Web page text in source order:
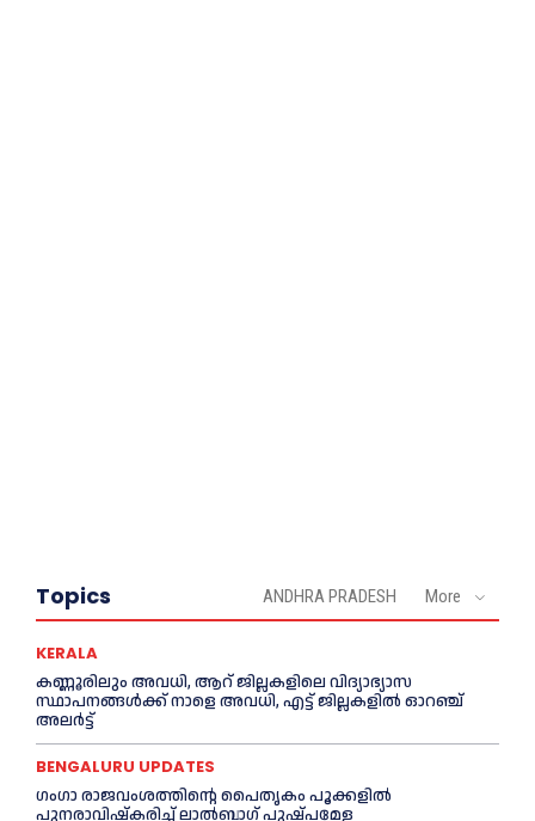
Topics ANDHRA PRADESH More
KERALA
കണ്ണൂരിലും അവധി, ആറ് ജില്ലകളിലെ വിദ്യാഭ്യാസ
സ്ഥാപനങ്ങൾക്ക് നാളെ അവധി, എട്ട് ജില്ലകളിൽ ഓറഞ്ച്
അലർട്ട്
BENGALURU UPDATES
ഗംഗാ രാജവംശത്തിന്റെ പൈതൃകം പൂക്കളിൽ
പുനരാവിഷ്‌കരിച്ച് ലാൽബാഗ് പുഷ്പമേള